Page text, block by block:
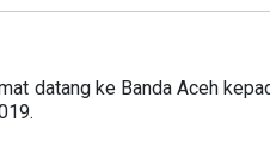
datang ke Banda Aceh